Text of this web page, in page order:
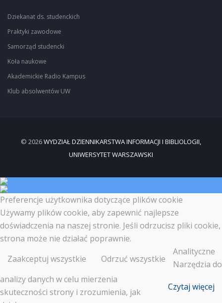
Dziekanat ds. studenckich
Praktyki zawodowe
Samorząd studencki
Koła naukowe
Akademickie Radio Kampus
Klub absolwentów UW
© 2026WYDZIAŁ DZIENNIKARSTWA INFORMACJI I BIBLIOLOGII,
UNIWERSYTET WARSZAWSKI
Preferencje użytkownika dotyczące plików cookie
Używamy plików cookie, aby zapewnić najlepsze
doświadczenia na naszej stronie. Jeśli odrzucisz pliki cookie,
strona może nie działać poprawnie.
Zaakceptuj wszystkie
Odrzuć wszystkie
Czytaj więcej
Analityczne
Narzędzia do
analizy danych w celu mierzenia
skuteczności strony i zrozumienia, jak